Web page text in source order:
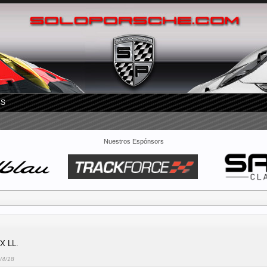
Nuestros Espónsors
LL.
4/18